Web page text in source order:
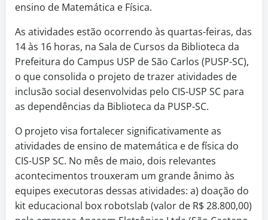
ensino de Matemática e Física.
As atividades estão ocorrendo às quartas-feiras, das
14 às 16 horas, na Sala de Cursos da Biblioteca da
Prefeitura do Campus USP de São Carlos (PUSP-SC),
o que consolida o projeto de trazer atividades de
inclusão social desenvolvidas pelo CIS-USP SC para
as dependências da Biblioteca da PUSP-SC.
O projeto visa fortalecer significativamente as
atividades de ensino de matemática e de física do
CIS-USP SC. No mês de maio, dois relevantes
acontecimentos trouxeram um grande ânimo às
equipes executoras dessas atividades: a) doação do
kit educacional box robotslab (valor de R$ 28.800,00)